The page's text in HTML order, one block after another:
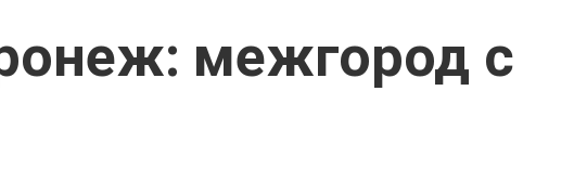
межгород с